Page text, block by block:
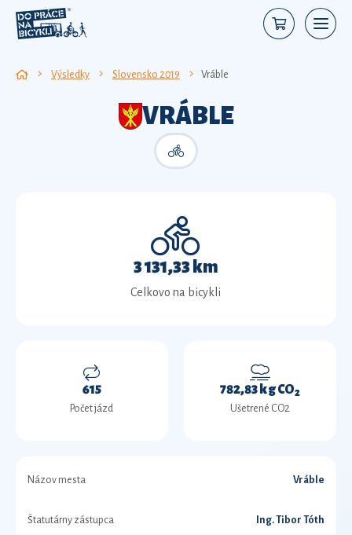
Výsledky Slovensko 2019 Vráble
VRÁBLE
3 131,33 km
Celkovo na bicykli
615
Počet jázd
782,83 kg CO2
Ušetrené CO2
Názov mesta Vráble
Štatutárny zástupca Ing. Tibor Tóth